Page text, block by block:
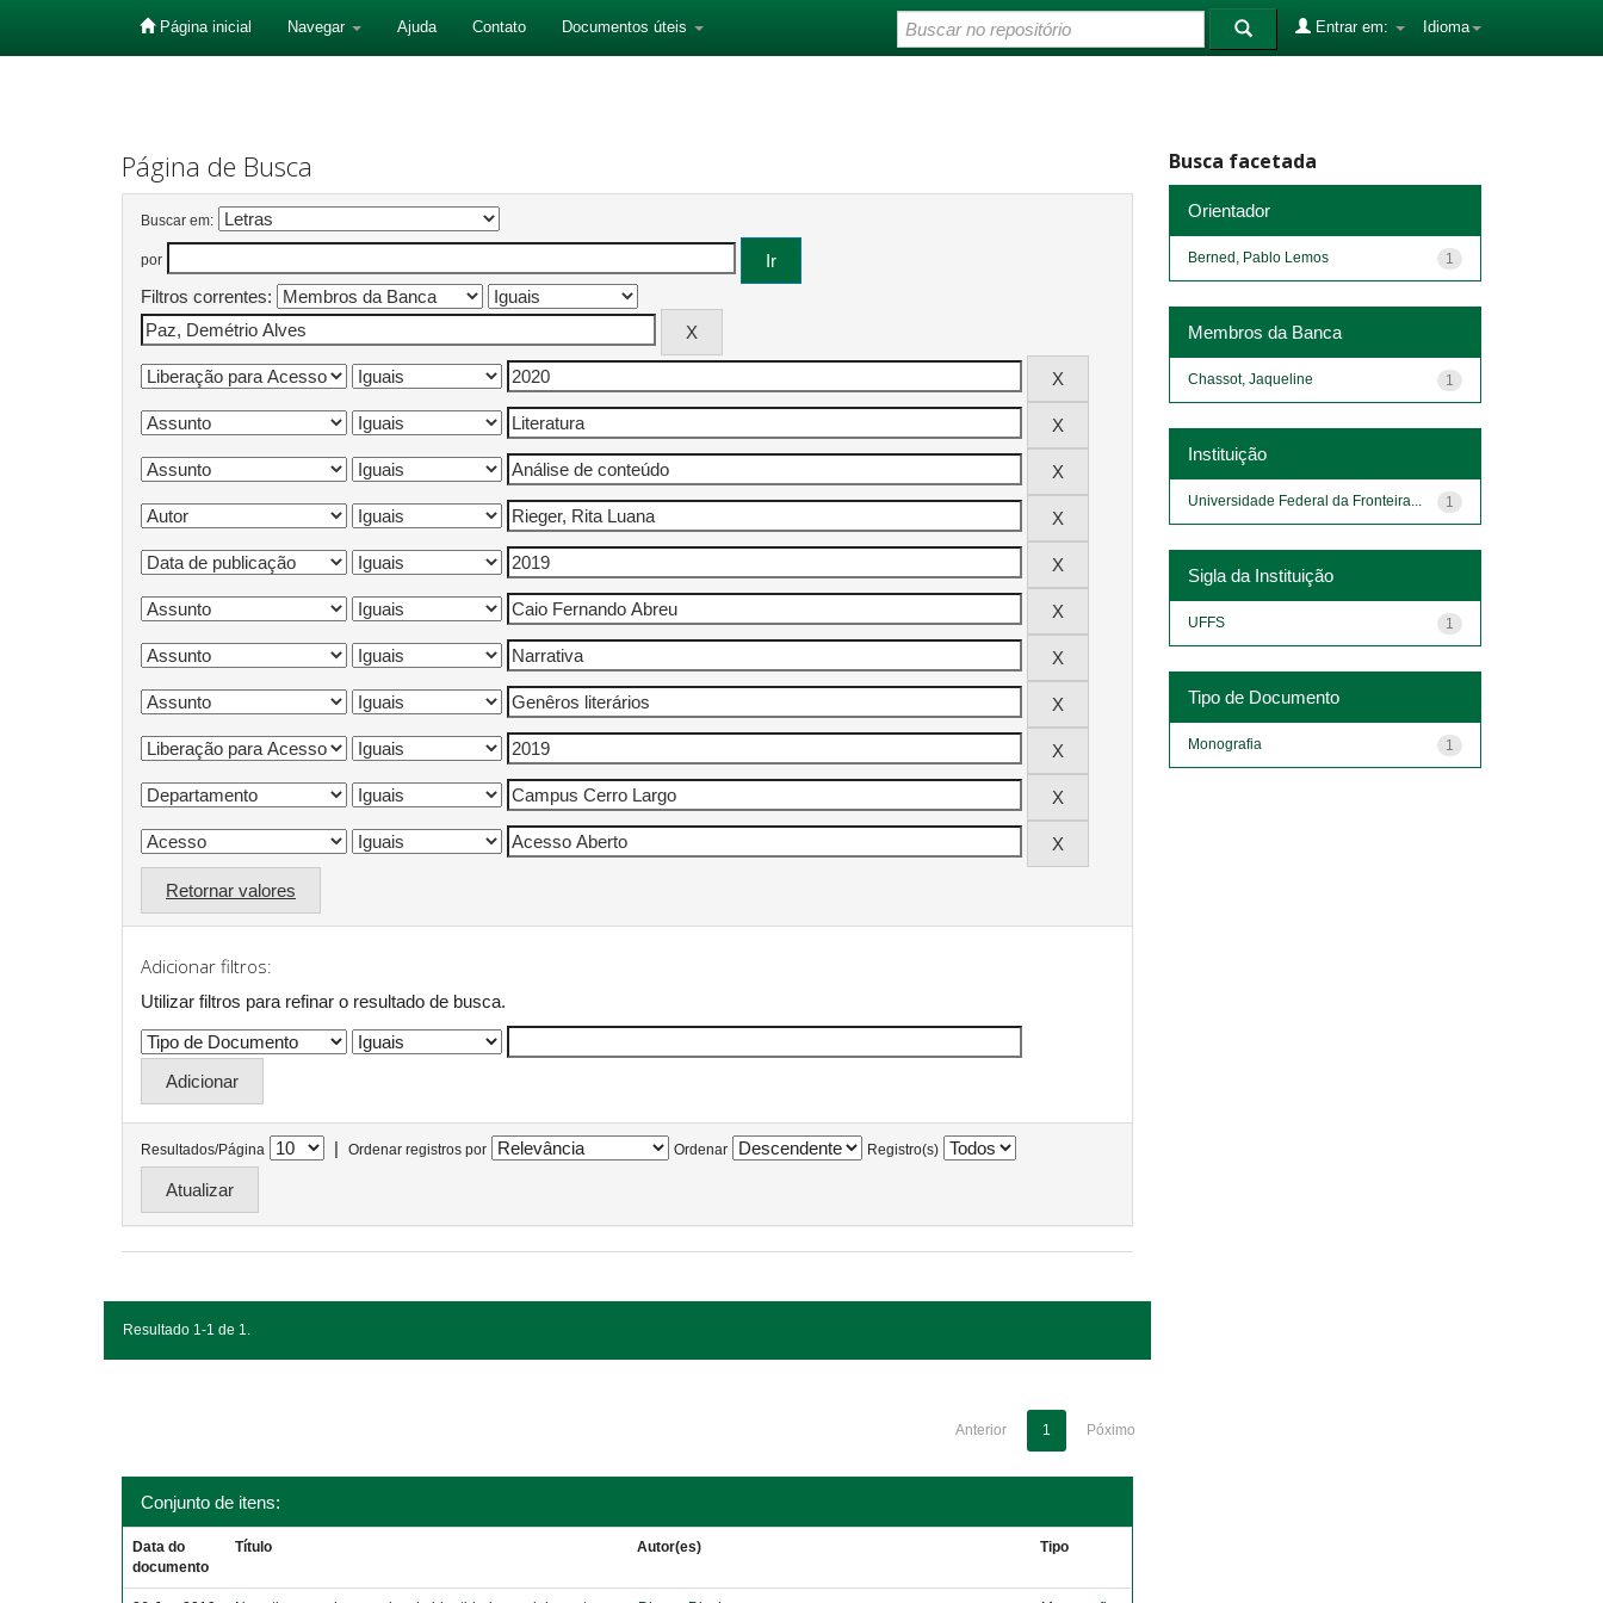
Página inicial Navegar Ajuda Contato Documentos úteis Idioma
Entrar em:
Página de Busca
Buscar em:
por
Filtros correntes:
Retornar valores
Adicionar filtros:
Utilizar filtros para refinar o resultado de busca.
Resultados/Página | Ordenar registros por Ordenar Registro(s)
Resultado 1-1 de 1.
Anterior 1 Póximo
Conjunto de itens:
Data do
documento
Título Autor(es) Tipo
Busca facetada
Orientador
1
Berned, Pablo Lemos
Membros da Banca
1
Chassot, Jaqueline
Instituição
1
Universidade Federal da Fronteira...
Sigla da Instituição
1
UFFS
Tipo de Documento
1
Monografia